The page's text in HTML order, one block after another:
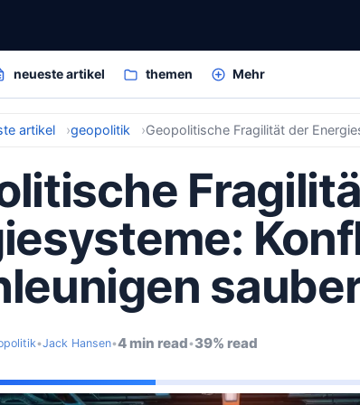
neueste artikel themen Mehr
artikel geopolitik
•Jack Hansen•4 min read•39% read